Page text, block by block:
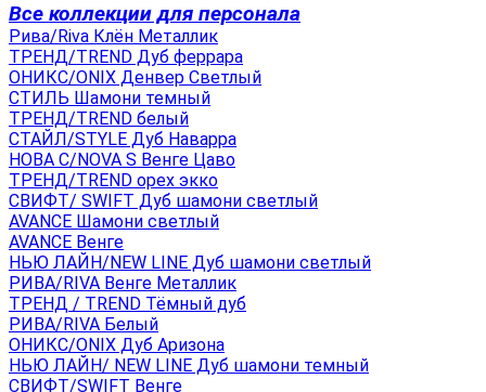
Все коллекции для персонала
Рива/Riva Клён Металлик
ТРЕНД/TREND Дуб феррара
ОНИКС/ONIX Денвер Светлый
СТИЛЬ Шамони темный
ТРЕНД/TREND белый
СТАЙЛ/STYLE Дуб Наварра
НОВА С/NOVA S Венге Цаво
ТРЕНД/TREND орех экко
СВИФТ/ SWIFT Дуб шамони светлый
AVANCE Шамони светлый
AVANCE Венге
НЬЮ ЛАЙН/NEW LINE Дуб шамони светлый
РИВА/RIVA Венге Металлик
TРЕНД / TREND Тёмный дуб
РИВА/RIVA Белый
ОНИКС/ONIX Дуб Аризона
НЬЮ ЛАЙН/ NEW LINE Дуб шамони темный
СВИФТ/SWIFT Венге